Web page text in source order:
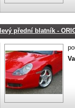
levý přední blatník -